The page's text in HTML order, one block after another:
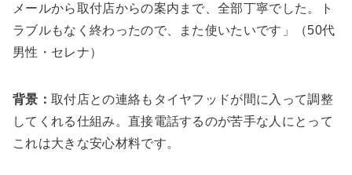
メールから取付店からの案内まで、全部丁寧でした。ト
ラブルもなく終わったので、また使いたいです」（50代
男性・セレナ）
背景： 取付店との連絡もタイヤフッドが間に入って調整
してくれる仕組み。直接電話するのが苦手な人にとって
これは大きな安心材料です。